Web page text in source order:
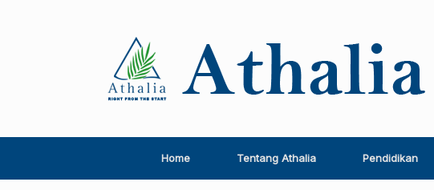
Home Tentang Athalia Pendidikan